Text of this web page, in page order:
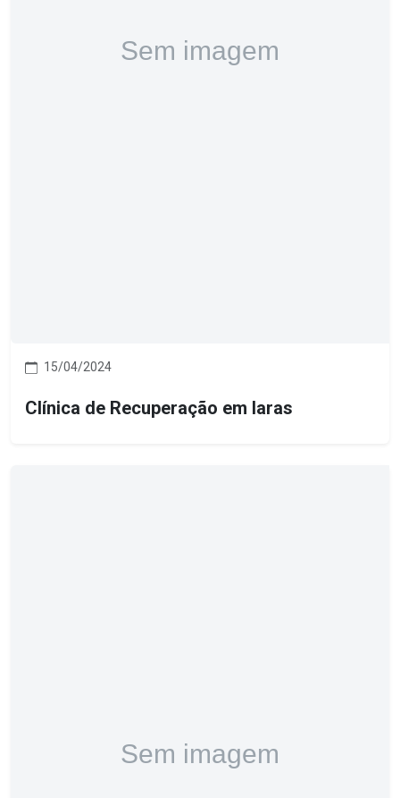
15/04/2024
Clínica de Recuperação em Iaras